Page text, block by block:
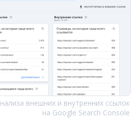
внешних и внутренних ссылок
на Google Search Console